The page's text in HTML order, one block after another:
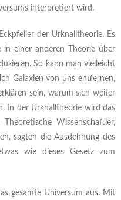
interpretiert wird.
der Urknalltheorie. Es
in einer anderen Theorie über
So kann man vielleicht
Galaxien von uns entfernen,
sein, warum sich weiter
In der Urknalltheorie wird das
Wissenschaftler,
sagten die Ausdehnung des
wie dieses Gesetz zum
gesamte Universum aus. Mit